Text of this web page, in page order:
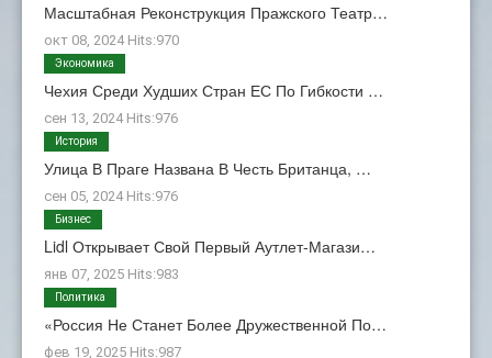
Масштабная Реконструкция Пражского Театр…
окт 08, 2024 Hits:970
Чехия Среди Худших Стран ЕС По Гибкости …
сен 13, 2024 Hits:976
Экономика
Улица В Праге Названа В Честь Британца, …
сен 05, 2024 Hits:976
История
Lidl Открывает Свой Первый Аутлет-Магази…
янв 07, 2025 Hits:983
Бизнес
«Россия Не Станет Более Дружественной По…
фев 19, 2025 Hits:987
Политика